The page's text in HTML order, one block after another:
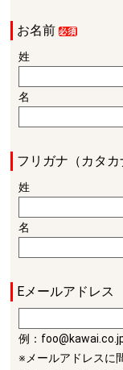
お名前
姓
名
フリガナ（カタカ
姓
名
Eメールアドレス
例：
※メールアドレスに